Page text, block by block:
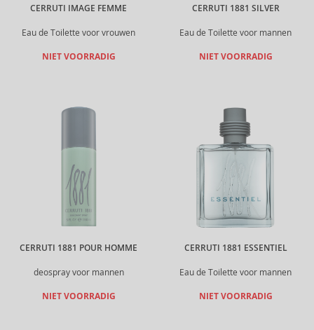
CERRUTI IMAGE FEMME
Eau de Toilette voor vrouwen
NIET VOORRADIG
CERRUTI 1881 SILVER
Eau de Toilette voor mannen
NIET VOORRADIG
CERRUTI 1881 POUR HOMME
deospray voor mannen
NIET VOORRADIG
CERRUTI 1881 ESSENTIEL
Eau de Toilette voor mannen
NIET VOORRADIG